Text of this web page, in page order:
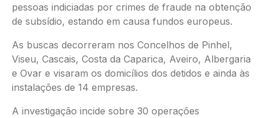
pessoas indiciadas por crimes de fraude na obtenção
de subsídio, estando em causa fundos europeus.
As buscas decorreram nos Concelhos de Pinhel,
Viseu, Cascais, Costa da Caparica, Aveiro, Albergaria
e Ovar e visaram os domicílios dos detidos e ainda às
instalações de 14 empresas.
A investigação incide sobre 30 operações